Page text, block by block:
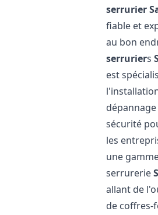
serrurier
fiable et
au bon
serruriers
est
sécurité
les
une
serrurerie
allant de
de coffres-